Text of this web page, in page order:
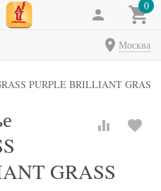
0
Москва
PURPLE BRILLIANT GRASS
GRASS